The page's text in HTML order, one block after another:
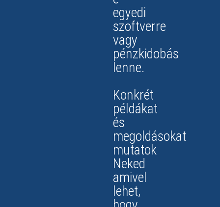
egyedi
szoftverre
vagy
pénzkidobás
lenne.
Konkrét
példákat
és
megoldásokat
mutatok
Neked
amivel
lehet,